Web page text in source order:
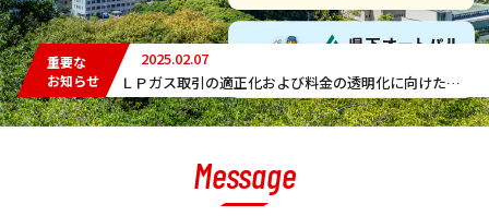
重要な
お知らせ
2025.02.07
ＬＰガス取引の適正化および料金の透明化に向けた取組宣言
Message